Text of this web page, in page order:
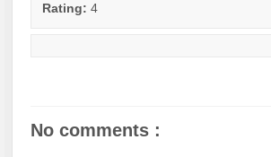
Rating: 4
No comments :